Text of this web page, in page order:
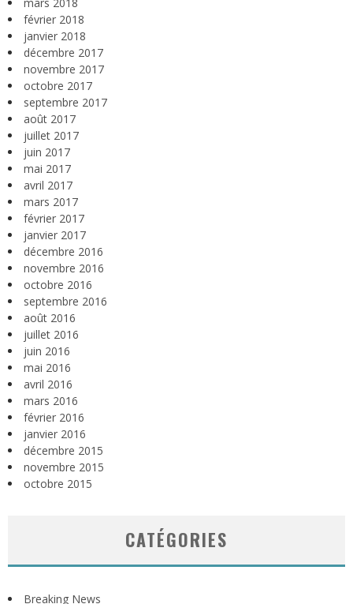
février 2018
janvier 2018
décembre 2017
novembre 2017
octobre 2017
septembre 2017
août 2017
juillet 2017
juin 2017
mai 2017
avril 2017
mars 2017
février 2017
janvier 2017
décembre 2016
novembre 2016
octobre 2016
septembre 2016
août 2016
juillet 2016
juin 2016
mai 2016
avril 2016
mars 2016
février 2016
janvier 2016
décembre 2015
novembre 2015
octobre 2015
CATÉGORIES
Breaking News